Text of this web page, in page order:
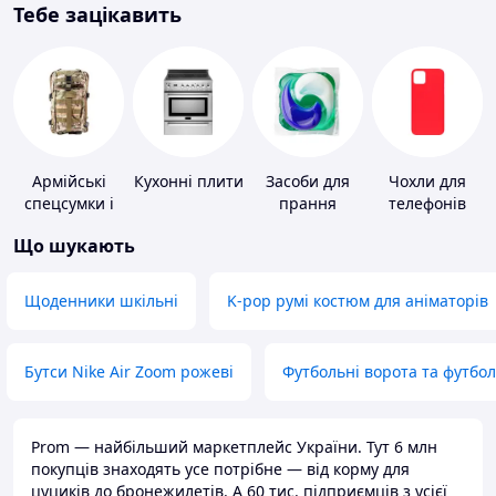
Тебе зацікавить
Армійські
спецсумки і
Кухонні плити
Засоби для
прання
Чохли для
телефонів
Що шукають
Щоденники шкільні K-pop румі костюм для аніматорів
Бутси Nike Air Zoom рожеві Футбольні ворота та
Prom — найбільший маркетплейс України. Тут 6 млн
покупців знаходять усе потрібне — від корму для
цуциків до бронежилетів. А 60 тис. підприємців з усієї